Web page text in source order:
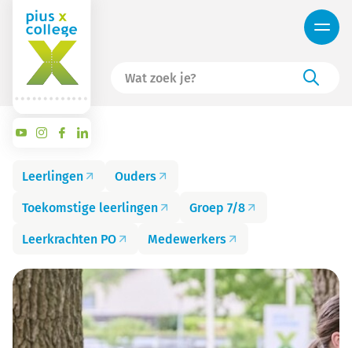
Leerlingen Ouders
Toekomstige leerlingen Groep 7/8
Leerkrachten PO Medewerkers